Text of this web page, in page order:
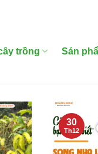
trồng Sản
30
Th12